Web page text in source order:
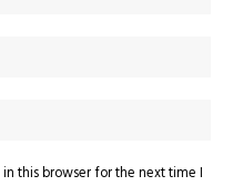
this browser for the next time I